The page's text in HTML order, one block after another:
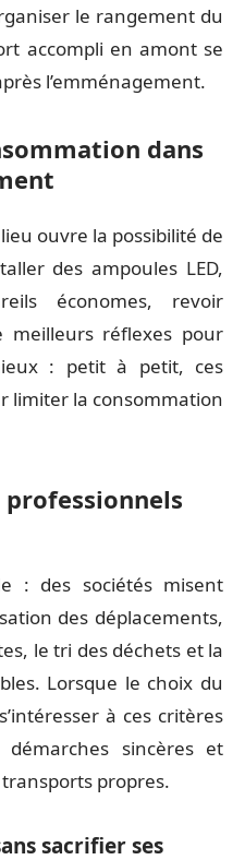
le rangement du
accompli en amont se
l’emménagement.
dans
ouvre la possibilité de
des ampoules LED,
économes, revoir
meilleurs réflexes pour
: petit à petit, ces
limiter la consommation
: des sociétés misent
des déplacements,
le tri des déchets et la
Lorsque le choix du
à ces critères
sincères et
propres.
sacrifier ses